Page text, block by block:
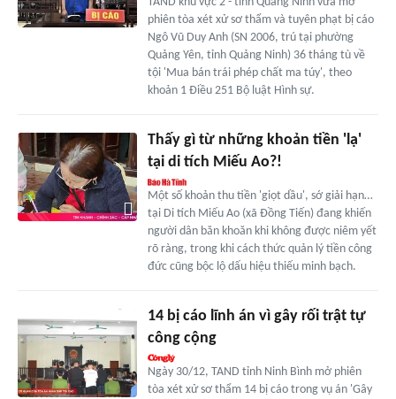
phiên tòa xét xử sơ thẩm và tuyên phạt bị cáo
Ngô Vũ Duy Anh (SN 2006, trú tại phường
Quảng Yên, tỉnh Quảng Ninh) 36 tháng tù về
tội 'Mua bán trái phép chất ma túy', theo
khoản 1 Điều 251 Bộ luật Hình sự.
Thấy gì từ những khoản tiền 'lạ'
tại di tích Miếu Ao?!
Một số khoản thu tiền 'giọt dầu', sớ giải hạn…
tại Di tích Miếu Ao (xã Đồng Tiến) đang khiến
người dân băn khoăn khi không được niêm yết
rõ ràng, trong khi cách thức quản lý tiền công
đức cũng bộc lộ dấu hiệu thiếu minh bạch.
14 bị cáo lĩnh án vì gây rối trật tự
công cộng
Ngày 30/12, TAND tỉnh Ninh Bình mở phiên
tòa xét xử sơ thẩm 14 bị cáo trong vụ án 'Gây